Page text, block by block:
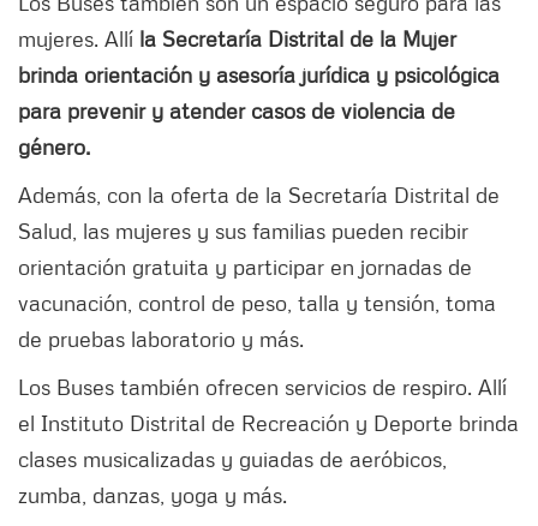
mujeres. Allí la Secretaría Distrital de la Mujer
brinda orientación y asesoría jurídica y psicológica
para prevenir y atender casos de violencia de
género.
Además, con la oferta de la Secretaría Distrital de
Salud, las mujeres y sus familias pueden recibir
orientación gratuita y participar en jornadas de
vacunación, control de peso, talla y tensión, toma
de pruebas laboratorio y más.
Los Buses también ofrecen servicios de respiro. Allí
el Instituto Distrital de Recreación y Deporte brinda
clases musicalizadas y guiadas de aeróbicos,
zumba, danzas, yoga y más.